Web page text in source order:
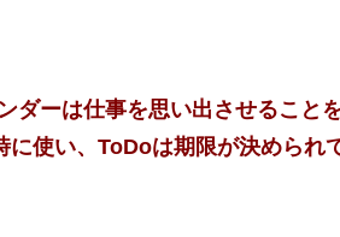
ダーは仕事を思い出させること
使い、ToDoは期限が決められ